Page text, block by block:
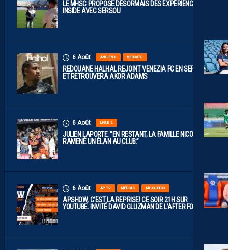
LE MHSC PROPOSE DÉSORMAIS DES EXPÉRIENCES
INSIDE AVEC SERSOU
6 Août ANCIENS MERCATO
REDOUANE HALHAL REJOINT VENEZIA FC EN SERIE A
ET RETROUVERA AKOR ADAMS
6 Août LIGUE 2
JULIEN LAPORTE: “EN RESTANT, LA FAMILLE NICOLLIN A
RAMENÉ UN ÉLAN AU CLUB.”
6 Août AP TV MÉDIAS MHSC-DFCO
APSHOW, C’EST LA REPRISE! CE SOIR 21H SUR
YOUTUBE. INVITÉ DAVID GLUZMAN DE L’AFTER FOOT.